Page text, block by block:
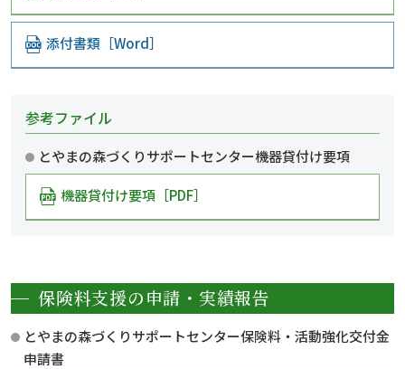
添付書類［Word］
参考ファイル
とやまの森づくりサポートセンター機器貸付け要項
機器貸付け要項［PDF］
保険料支援の申請・実績報告
とやまの森づくりサポートセンター保険料・活動強化交付金
申請書